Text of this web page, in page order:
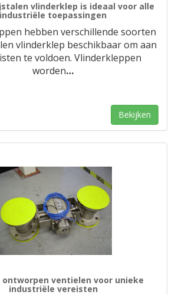
vlinderklep is ideaal voor alle
industriële toepassingen
hebben verschillende soorten
vlinderklep beschikbaar om aan
te voldoen. Vlinderkleppen
worden…
Bekijken
ontworpen ventielen voor unieke
industriële vereisten